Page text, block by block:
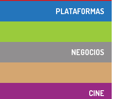
PLATAFORMAS
NEGOCIOS
CINE